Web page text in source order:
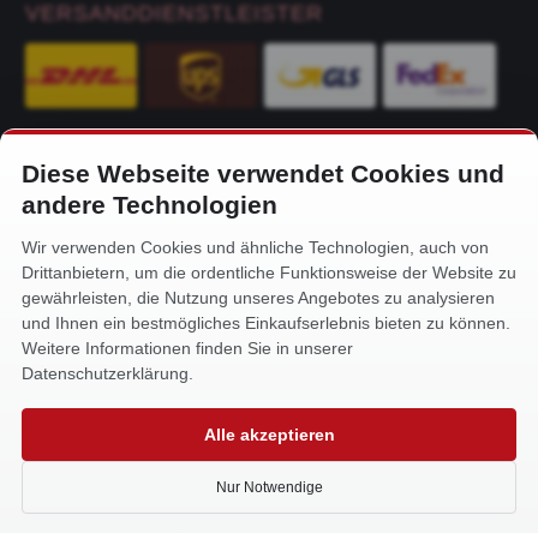
VERSANDDIENSTLEISTER
KONTAKT
Alfa-Service Hurtienne GmbH
Siemensstr. 32
59199 Bönen
+49 (0) 2383 93640
info@alfa-service.com
Whatsapp (no voice calls):
Diese Webseite verwendet Cookies und
andere Technologien
Wir verwenden Cookies und ähnliche Technologien, auch von
Drittanbietern, um die ordentliche Funktionsweise der Website zu
gewährleisten, die Nutzung unseres Angebotes zu analysieren
und Ihnen ein bestmögliches Einkaufserlebnis bieten zu können.
Weitere Informationen finden Sie in unserer
Datenschutzerklärung.
Alle akzeptieren
Nur Notwendige